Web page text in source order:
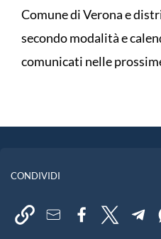
Comune di Verona e
secondo modalità e
comunicati nelle
CONDIVIDI